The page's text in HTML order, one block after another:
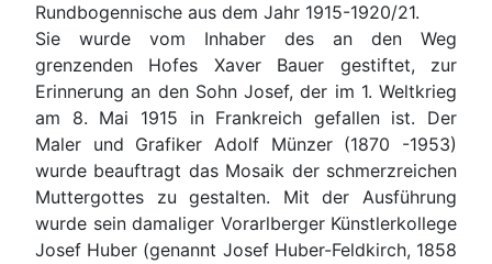
Rundbogennische aus dem Jahr 1915-1920/21.
Sie wurde vom Inhaber des an den Weg
grenzenden Hofes Xaver Bauer gestiftet, zur
Erinnerung an den Sohn Josef, der im 1. Weltkrieg
am 8. Mai 1915 in Frankreich gefallen ist. Der
Maler und Grafiker Adolf Münzer (1870 -1953)
wurde beauftragt das Mosaik der schmerzreichen
Muttergottes zu gestalten. Mit der Ausführung
wurde sein damaliger Vorarlberger Künstlerkollege
Josef Huber (genannt Josef Huber-Feldkirch, 1858